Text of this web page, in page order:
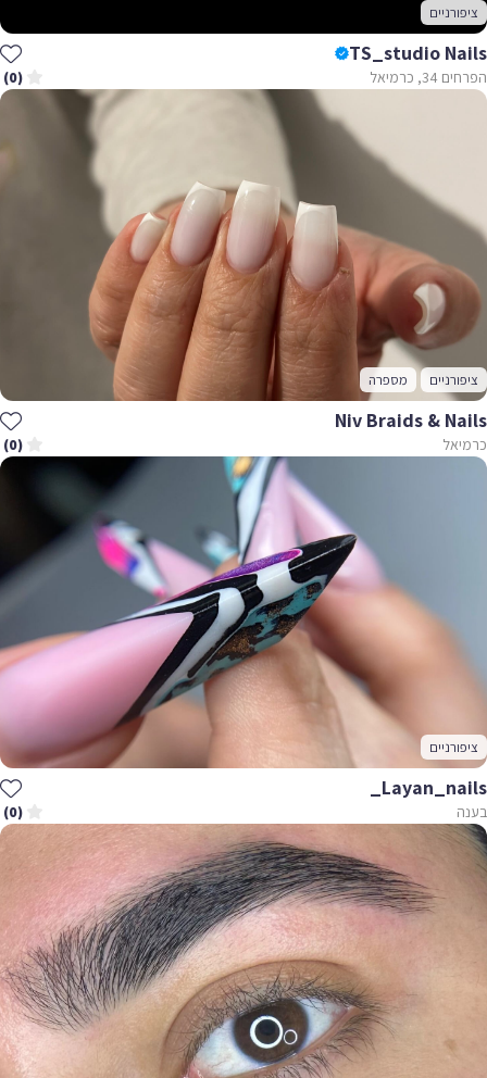
ציפורניים
TS_studio Nails
הפרחים 34, כרמיאל (0)
ציפורניים מספרה
Niv Braids & Nails
כרמיאל (0)
ציפורניים
Layan_nails_
בענה (0)